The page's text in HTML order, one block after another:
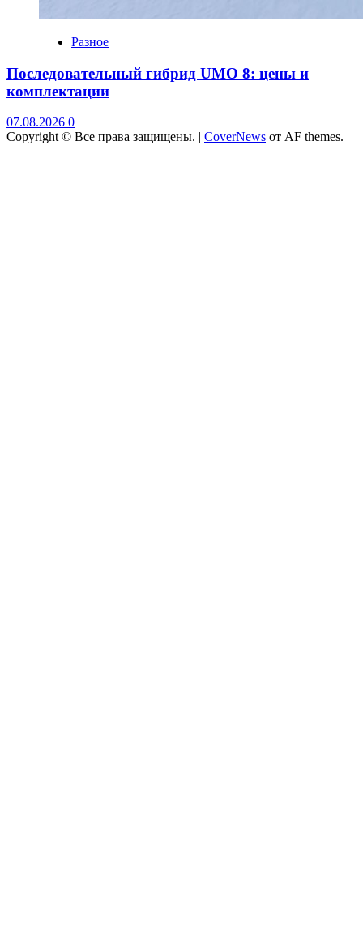
Разное
Последовательный гибрид UMO 8: цены и
комплектации
07.08.2026 0
Copyright © Все права защищены. | CoverNews от AF themes.